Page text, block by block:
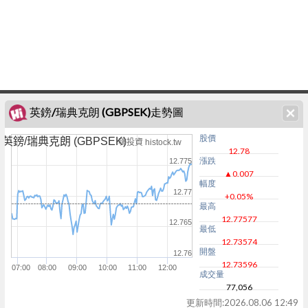
英鎊/瑞典克朗 (GBPSEK)走勢圖
英鎊/瑞典克朗 (GBPSEK)嗨投資 histock.tw
07:00 08:00 09:00 10:00 11:00 12:00
12.76
12.765
12.77
12.775
股價
12.78
漲跌
▲0.007
幅度
+0.05%
最高
12.77577
最低
12.73574
開盤
12.73596
成交量
77,056
更新時間:2026.08.06 12:49